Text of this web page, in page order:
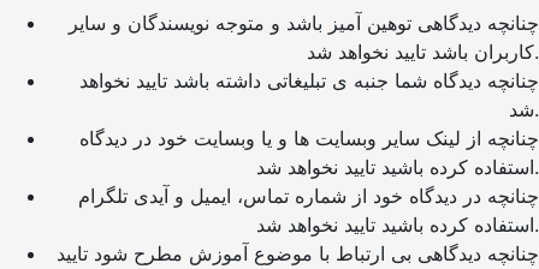
کاربران باشد تایید نخواهد شد.
شد.
استفاده کرده باشید تایید نخواهد شد.
استفاده کرده باشید تایید نخواهد شد.
چنانچه دیدگاهی بی ارتباط با موضوع آموزش مطرح شود تایید